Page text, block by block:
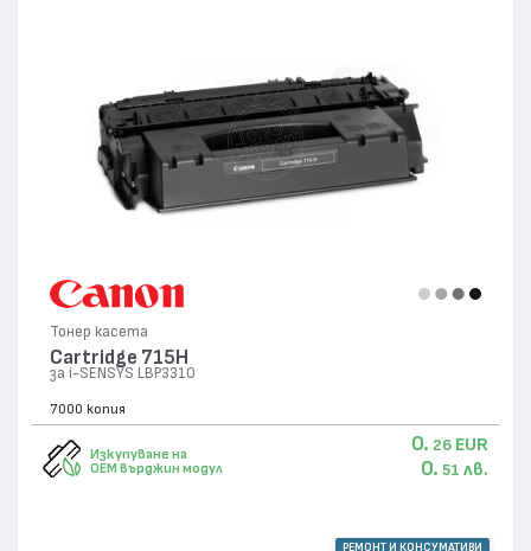
Тонер касета
Cartridge 715H
за i-SENSYS LBP3310
7000 копия
Изкупуване на
OEM върджин модул
0. 26 EUR
0. 51 лв.
РЕМОНТ И КОНСУМАТИВИ